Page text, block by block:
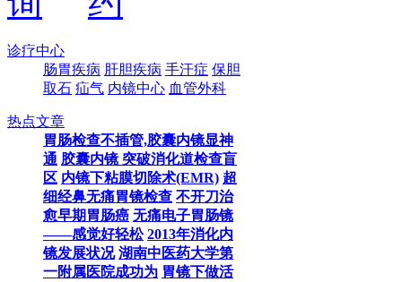
诊疗中心
肠胃疾病 肝胆疾病 手汗症 保胆
取石 疝气 内镜中心 血管外科
热点文章
胃肠检查不插管,胶囊内镜显神
通 胶囊内镜 突破消化道检查盲
区 内镜下粘膜切除术(EMR) 超
细经鼻无痛胃镜检查 不开刀治
愈早期胃肠癌 无痛电子胃肠镜
——感觉好轻松 2013年消化内
镜发展状况 湖南中医药大学第
一附属医院成功为 胃镜下做活